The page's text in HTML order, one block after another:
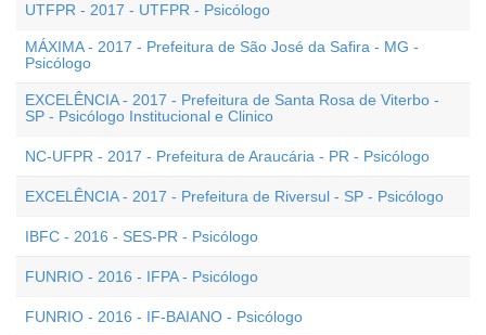
UTFPR - 2017 - UTFPR - Psicólogo
MÁXIMA - 2017 - Prefeitura de São José da Safira - MG -
Psicólogo
EXCELÊNCIA - 2017 - Prefeitura de Santa Rosa de Viterbo -
SP - Psicólogo Institucional e Clinico
NC-UFPR - 2017 - Prefeitura de Araucária - PR - Psicólogo
EXCELÊNCIA - 2017 - Prefeitura de Riversul - SP - Psicólogo
IBFC - 2016 - SES-PR - Psicólogo
FUNRIO - 2016 - IFPA - Psicólogo
FUNRIO - 2016 - IF-BAIANO - Psicólogo